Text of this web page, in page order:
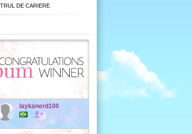
DE CARIERE
laykanerd100